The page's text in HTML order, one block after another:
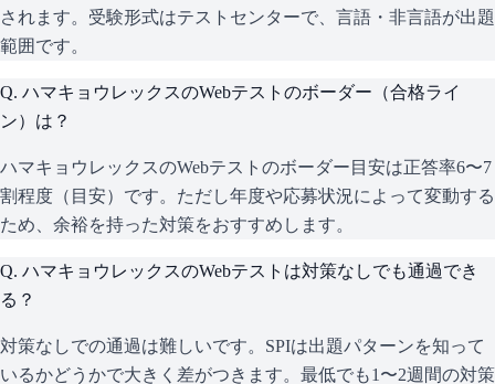
されます。受験形式はテストセンターで、言語・非言語が出題
範囲です。
Q. ハマキョウレックスのWebテストのボーダー（合格ライ
ン）は？
ハマキョウレックスのWebテストのボーダー目安は正答率6〜7
割程度（目安）です。ただし年度や応募状況によって変動する
ため、余裕を持った対策をおすすめします。
Q. ハマキョウレックスのWebテストは対策なしでも通過でき
る？
対策なしでの通過は難しいです。SPIは出題パターンを知って
いるかどうかで大きく差がつきます。最低でも1〜2週間の対策